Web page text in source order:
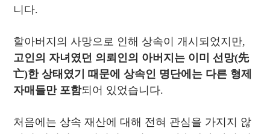
니다.
할아버지의 사망으로 인해 상속이 개시되었지만,
고인의 자녀였던 의뢰인의 아버지는 이미 선망(先
亡)한 상태였기 때문에 상속인 명단에는 다른 형제
자매들만 포함되어 있었습니다.
처음에는 상속 재산에 대해 전혀 관심을 가지지 않